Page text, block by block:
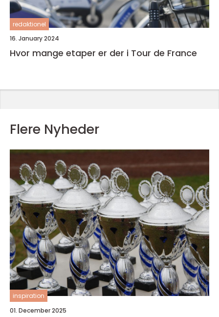
redaktionel
16. January 2024
Hvor mange etaper er der i Tour de France
Flere Nyheder
inspiration
01. December 2025